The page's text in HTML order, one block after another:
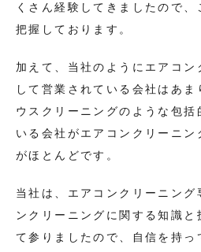
くさん経験してきましたので、
把握しております。
加えて、当社のようにエアコン
して営業されている会社はあま
ウスクリーニングのような包括
いる会社がエアコンクリーニン
がほとんどです。
当社は、エアコンクリーニング
ンクリーニングに関する知識と
て参りましたので、自信を持っ